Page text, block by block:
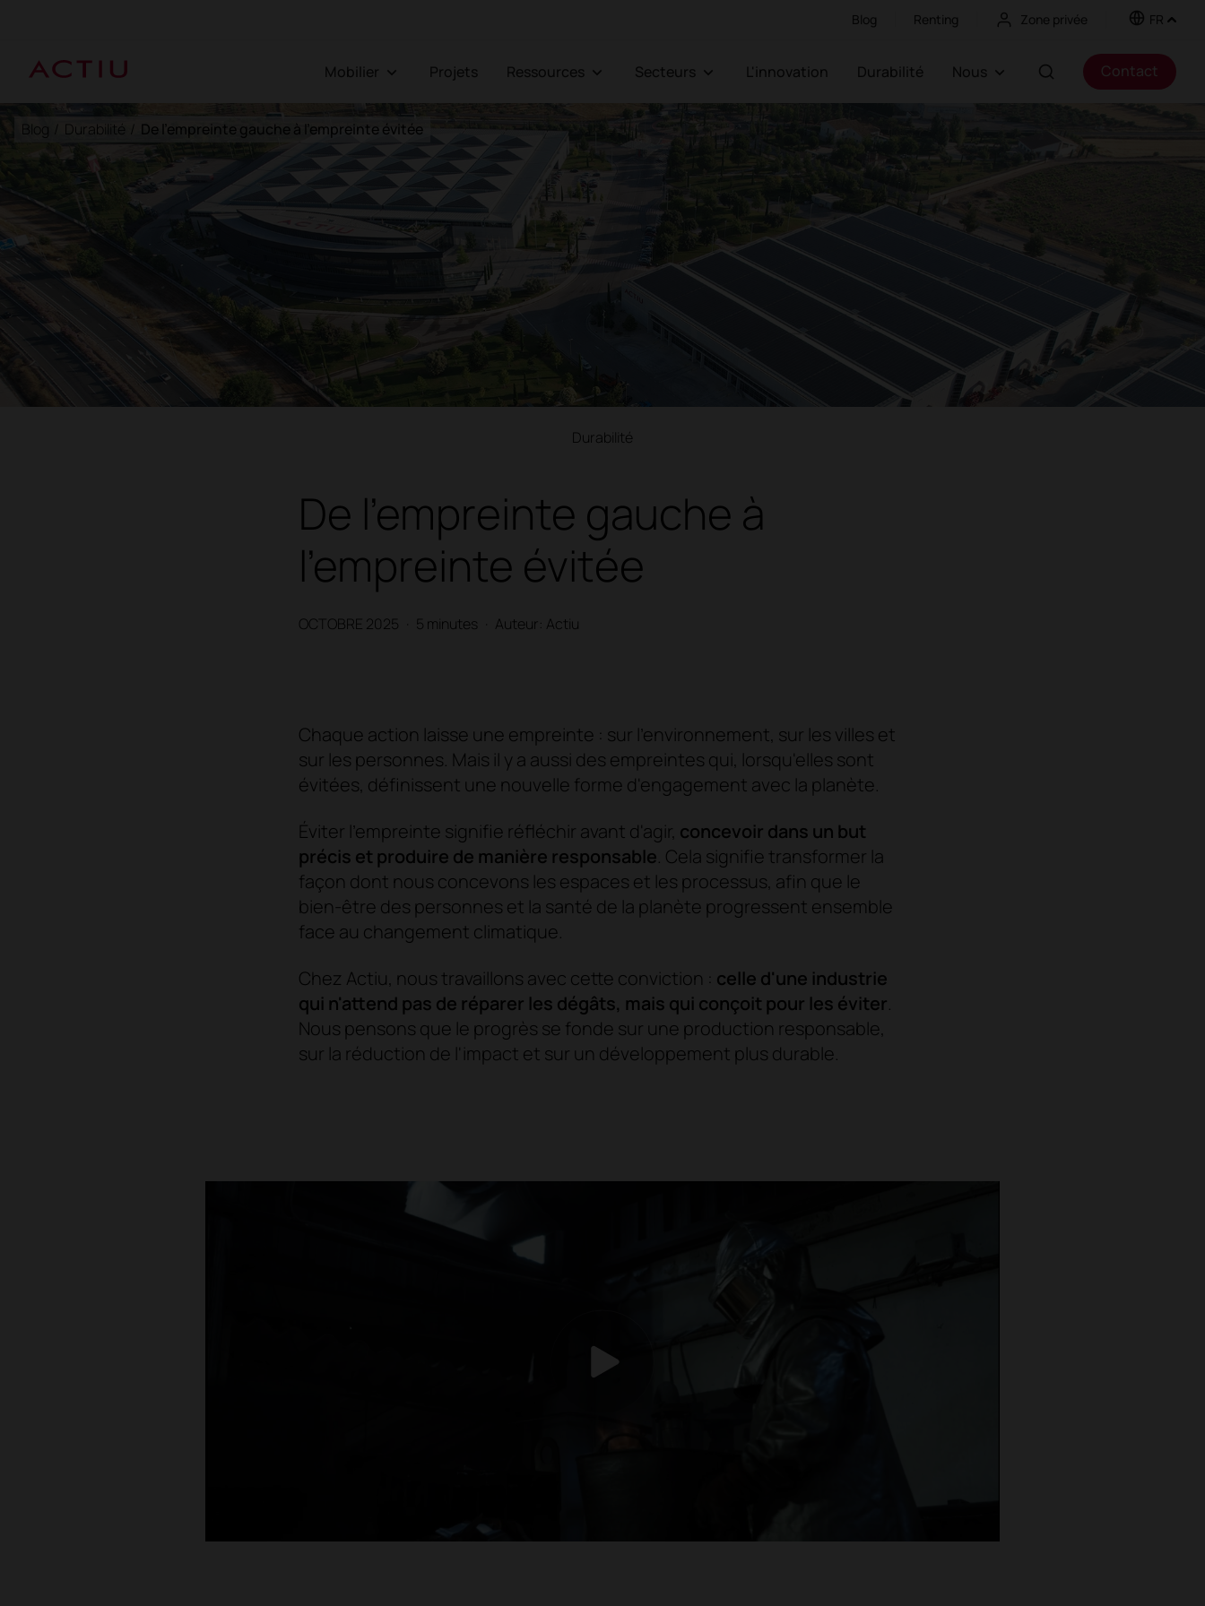
Blog Renting Zone privée FR
Mobilier Projets Ressources Secteurs L'innovation Durabilité Nous Contact
Blog / Durabilité / De l'empreinte gauche à l'empreinte évitée
Durabilité
De l'empreinte gauche à
l'empreinte évitée
OCTOBRE 2025 5 minutes Auteur: Actiu
Chaque action laisse une empreinte : sur l'environnement, sur les villes et
sur les personnes. Mais il y a aussi des empreintes qui, lorsqu'elles sont
évitées, définissent une nouvelle forme d'engagement avec la planète.
Éviter l'empreinte signifie réfléchir avant d'agir, concevoir dans un but
précis et produire de manière responsable. Cela signifie transformer la
façon dont nous concevons les espaces et les processus, afin que le
bien-être des personnes et la santé de la planète progressent ensemble
face au changement climatique.
Chez Actiu, nous travaillons avec cette conviction : celle d'une industrie
qui n'attend pas de réparer les dégâts, mais qui conçoit pour les éviter.
Nous pensons que le progrès se fonde sur une production responsable,
sur la réduction de l'impact et sur un développement plus durable.